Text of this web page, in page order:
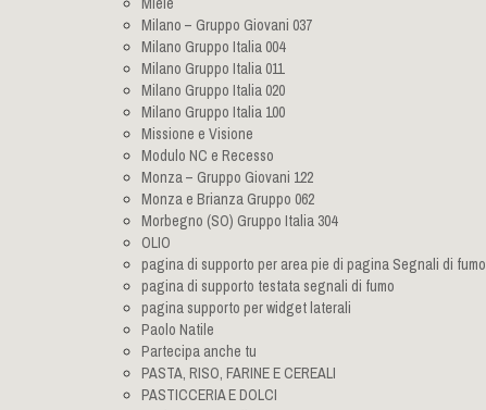
Milano – Gruppo Giovani 037
Milano Gruppo Italia 004
Milano Gruppo Italia 011
Milano Gruppo Italia 020
Milano Gruppo Italia 100
Missione e Visione
Modulo NC e Recesso
Monza – Gruppo Giovani 122
Monza e Brianza Gruppo 062
Morbegno (SO) Gruppo Italia 304
OLIO
pagina di supporto per area pie di pagina Segnali di fumo
pagina di supporto testata segnali di fumo
pagina supporto per widget laterali
Paolo Natile
Partecipa anche tu
PASTA, RISO, FARINE E CEREALI
PASTICCERIA E DOLCI